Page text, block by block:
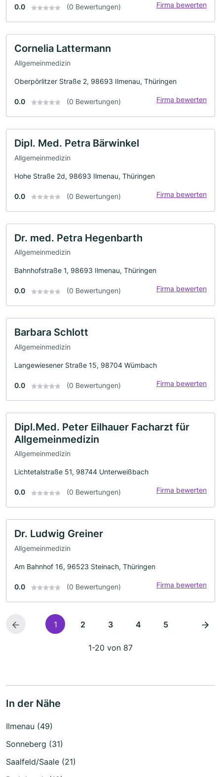
0.0 (0 Bewertungen) Firma bewerten
Cornelia Lattermann
Allgemeinmedizin
Oberpörlitzer Straße 2, 98693 Ilmenau, Thüringen
0.0 (0 Bewertungen) Firma bewerten
Dipl. Med. Petra Bärwinkel
Allgemeinmedizin
Hohe Straße 2d, 98693 Ilmenau, Thüringen
0.0 (0 Bewertungen) Firma bewerten
Dr. med. Petra Hegenbarth
Allgemeinmedizin
Bahnhofstraße 1, 98693 Ilmenau, Thüringen
0.0 (0 Bewertungen) Firma bewerten
Barbara Schlott
Allgemeinmedizin
Langewiesener Straße 15, 98704 Wümbach
0.0 (0 Bewertungen) Firma bewerten
Dipl.Med. Peter Eilhauer Facharzt für
Allgemeinmedizin
Allgemeinmedizin
Lichtetalstraße 51, 98744 Unterweißbach
0.0 (0 Bewertungen) Firma bewerten
Dr. Ludwig Greiner
Allgemeinmedizin
Am Bahnhof 16, 96523 Steinach, Thüringen
0.0 (0 Bewertungen) Firma bewerten
1 2 3 4 5
1-20 von 87
In der Nähe
Ilmenau (49)
Sonneberg (31)
Saalfeld/Saale (21)